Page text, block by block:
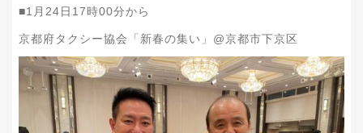
■1月24日17時00分から
京都府タクシー協会「新春の集い」@京都市下京区